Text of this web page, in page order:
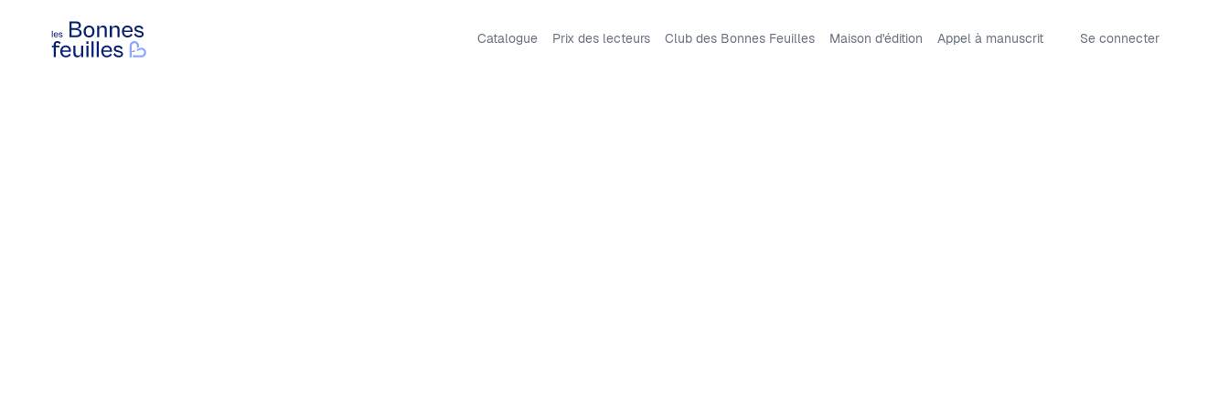
Les Bonnes Feuilles Catalogue Prix des lecteurs Club des Bonnes Feuilles Maison d'édition Appel à manuscrit Se connecter